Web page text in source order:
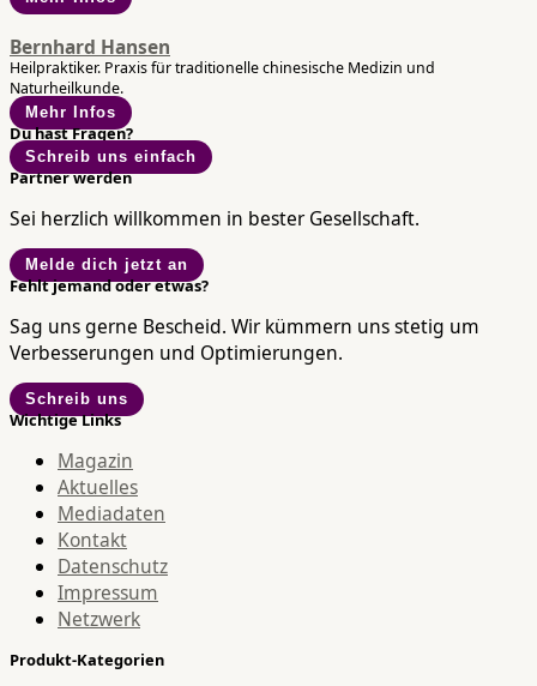
Bernhard Hansen
Heilpraktiker. Praxis für traditionelle chinesische Medizin und
Naturheilkunde.
Mehr Infos
Du hast Fragen?
Schreib uns einfach
Partner werden
Sei herzlich willkommen in bester Gesellschaft.
Melde dich jetzt an
Fehlt jemand oder etwas?
Sag uns gerne Bescheid. Wir kümmern uns stetig um
Verbesserungen und Optimierungen.
Schreib uns
Wichtige Links
Magazin
Aktuelles
Mediadaten
Kontakt
Datenschutz
Impressum
Netzwerk
Produkt-Kategorien